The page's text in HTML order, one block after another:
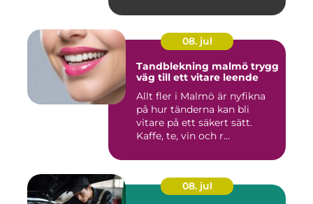
08. jul
Tandblekning malmö trygg
väg till ett vitare leende
Allt fler i Malmö är nyfikna
på hur tänderna kan bli
vitare på ett säkert sätt.
Kaffe, te, vin och r...
08. jul